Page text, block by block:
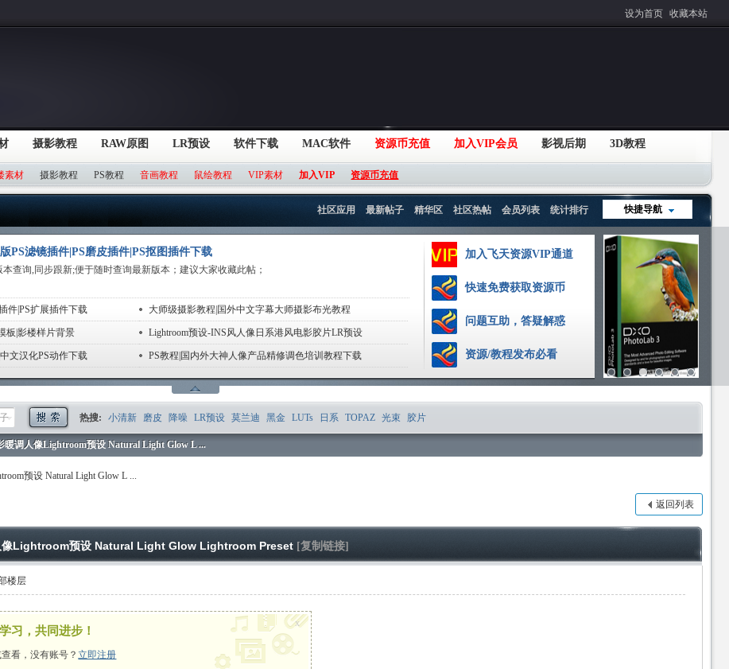
设为首页 收藏本站
摄影教程 RAW原图 LR预设 软件下载 MAC软件 资源币充值 加入VIP会员 影视后期 3D教程
素材 摄影教程 PS教程 音画教程 鼠绘教程 VIP素材 加入VIP 资源币充值
快捷导航
社区应用 最新帖子 精华区 社区热帖 会员列表 统计排行
PS滤镜插件|PS磨皮插件|PS抠图插件下载
本查询,同步跟新;便于随时查询最新版本；建议大家收藏此帖；
件|PS扩展插件下载 大师级摄影教程|国外中文字幕大师摄影布光教程
板|影楼样片背景 Lightroom预设-INS风人像日系港风电影胶片LR预设
文汉化PS动作下载 PS教程|国内外大神人像产品精修调色培训教程下载
加入飞天资源VIP通道
快速免费获取资源币
问题互助，答疑解惑
资源/教程发布必看
1 2 3 4 5 6
热搜: 小清新 磨皮 降噪 LR预设 莫兰迪 黑金 LUTs 日系 TOPAZ 光束 胶片
暖调人像Lightroom预设 Natural Light Glow L ...
预设 Natural Light Glow L ...
返回列表
像Lightroom预设 Natural Light Glow Lightroom Preset [复制链接]
楼层
习，共同进步！
看，没有账号？立即注册
x